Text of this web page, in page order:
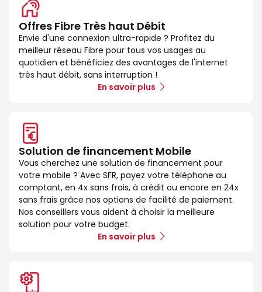
Offres Fibre Très haut Débit
Envie d'une connexion ultra-rapide ? Profitez du
meilleur réseau Fibre pour tous vos usages au
quotidien et bénéficiez des avantages de l'internet
très haut débit, sans interruption !
En savoir plus
Solution de financement Mobile
Vous cherchez une solution de financement pour
votre mobile ? Avec SFR, payez votre téléphone au
comptant, en 4x sans frais, à crédit ou encore en 24x
sans frais grâce nos options de facilité de paiement.
Nos conseillers vous aident à choisir la meilleure
solution pour votre budget.
En savoir plus